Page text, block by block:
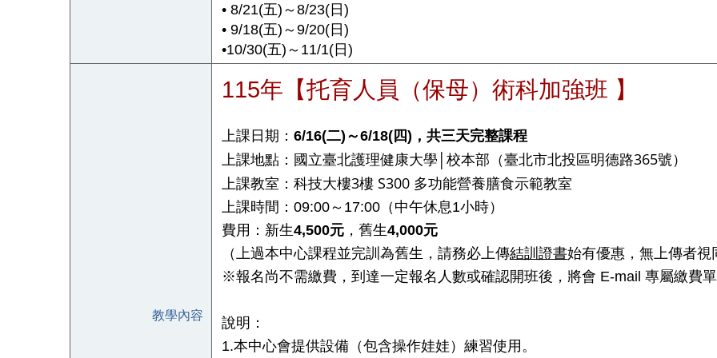
• 8/21(五)～8/23(日)
• 9/18(五)～9/20(日)
•10/30(五)～11/1(日)
教學內容
115年【托育人員（保母）術科加強班 】
上課日期： 6/16(二)～6/18(四)，共三天完整課程
上課地點：國立臺北護理健康大學│校本部 （臺北市北投區明德路365號）
上課教室：科技大樓3樓 S300 多功能營養膳食示範教室
上課時間：09:00～17:00（中午休息1小時）
費用：新生4,500元 ，舊生4,000元
（上過本中心課程並完訓為舊生，請務必上傳結訓證書始有優惠，無上傳者視
※報名尚不需繳費，到達一定報名人數或確認開班後，將會 E-mail 專屬繳費單
說明：
1.本中心會提供設備（包含操作娃娃）練習使用。